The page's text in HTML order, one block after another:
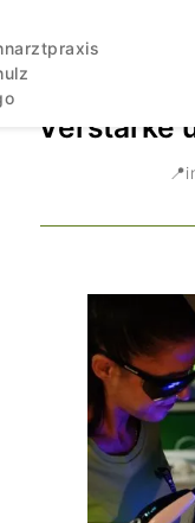
Verstärke